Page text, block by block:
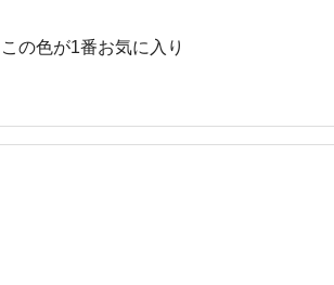
の色が1番お気に入り